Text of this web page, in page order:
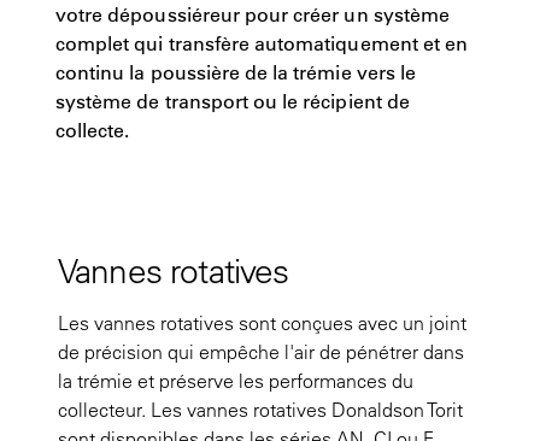
votre dépoussiéreur pour créer un système
complet qui transfère automatiquement et en
continu la poussière de la trémie vers le
système de transport ou le récipient de
collecte.
Vannes rotatives
Les vannes rotatives sont conçues avec un joint
de précision qui empêche l'air de pénétrer dans
la trémie et préserve les performances du
collecteur. Les vannes rotatives Donaldson Torit